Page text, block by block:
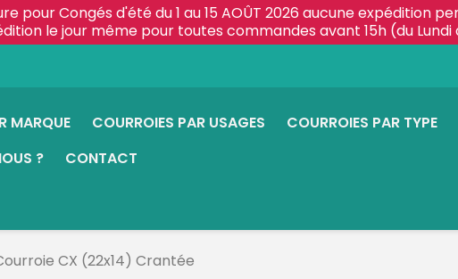
pour Congés d'été du 1 au 15 AOÛT 2026 aucune expédition
le jour même pour toutes commandes avant 15h (du Lundi
MARQUE COURROIES PAR USAGES COURROIES PAR TYPE
?
CONTACT
CX (22x14) Crantée